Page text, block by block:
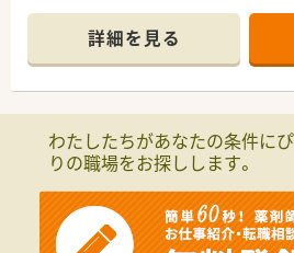
にわたる科目を面で幅広く応需し
■1日あたり120枚から150枚の処方
名から5名の複数体制で対応してい
■創業昭和31年と歴史があり、本社
南エリアで地域に密着した店舗展
■湘南、横浜、東京、熱海に23店舗を
■お客様の健康と美しさのためのサ
に歩むことを経営理念としています
詳細を見る
わたしたちがあなたの条件に
りの職場をお探しします。